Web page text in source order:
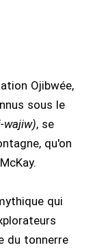
Ojibwée,
sous le
wajiw), se
qu'on
qui
du tonnerre